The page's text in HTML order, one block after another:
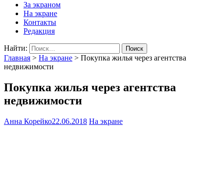
За экраном
На экране
Контакты
Редакция
Найти:
Главная > На экране > Покупка жилья через агентства
недвижимости
Покупка жилья через агентства
недвижимости
Анна Корейко22.06.2018 На экране